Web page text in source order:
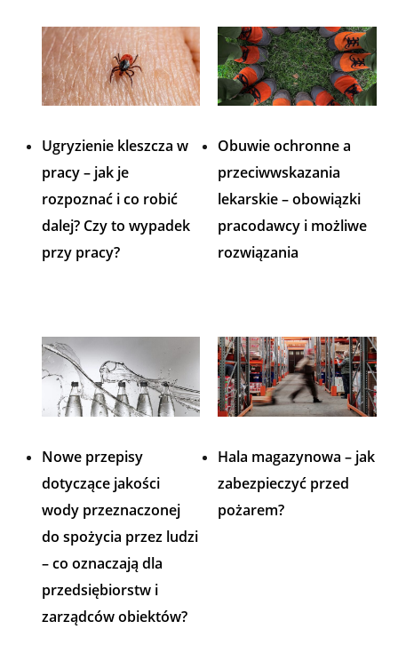
Ugryzienie kleszcza w
pracy – jak je
rozpoznać i co robić
dalej? Czy to wypadek
przy pracy?
Obuwie ochronne a
przeciwwskazania
lekarskie – obowiązki
pracodawcy i możliwe
rozwiązania
Nowe przepisy
dotyczące jakości
wody przeznaczonej
do spożycia przez ludzi
– co oznaczają dla
przedsiębiorstw i
zarządców obiektów?
Hala magazynowa – jak
zabezpieczyć przed
pożarem?